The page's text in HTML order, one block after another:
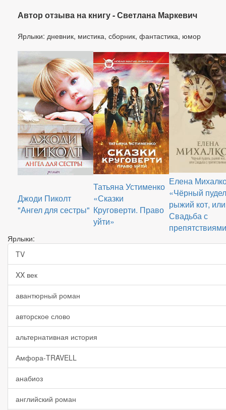
Автор отзыва на книгу - Светлана Маркевич
Ярлыки: дневник, мистика, сборник, фантастика, юмор
Джоди Пиколт
"Ангел для сестры"
Татьяна Устименко
«Сказки
Круговерти. Право
уйти»
Елена
«Чёрный
рыжий кот, или
Свадьба с
Ярлыки:
TV
XX век
авантюрный роман
авторское слово
альтернативная история
Амфора-TRAVELL
анабиоз
английский роман